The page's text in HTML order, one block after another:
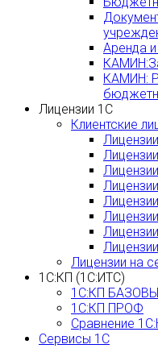
Аренда
КАМИН:
Лицензии 1С
Клиентские
Лицензии на
1С:КП (1С:ИТС)
1С:КП
1С:КП ПРОФ
Сравнение
Сервисы 1С